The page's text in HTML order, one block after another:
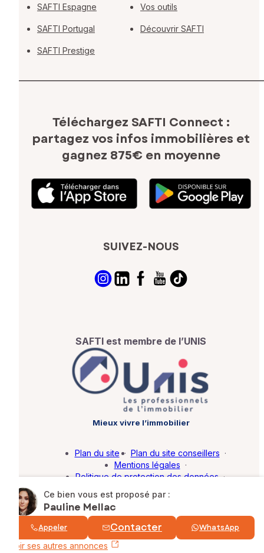
Ce bien vous est proposé par :
Pauline Mellac
Appeler Contacter WhatsApp
Voir ses autres annonces
SAFTI Espagne
SAFTI Portugal
SAFTI Prestige
Vos outils
Découvrir SAFTI
Téléchargez SAFTI Connect :
partagez vos infos immobilières et
gagnez 875€ en moyenne
SUIVEZ-NOUS
SAFTI est membre de l’UNIS
Mieux vivre l’immobilier
© SAFTI 2026. Tous droits réservés.
Plan du site · Plan du site conseillers ·
Mentions légales ·
Politique de protection des données ·